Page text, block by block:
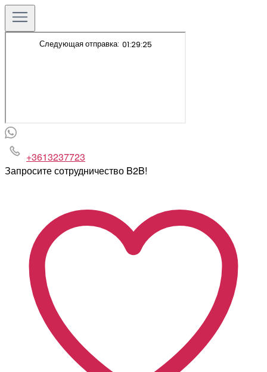
+3613237723
Запросите сотрудничество B2B!